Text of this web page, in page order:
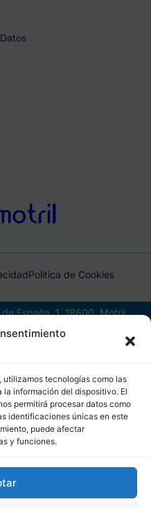
utilizamos tecnologías como las
información del dispositivo. El
permitirá procesar datos como
identificaciones únicas en este
puede afectar
y funciones.
Política de Cookies
España, 1, 18600, Motril,
DIR3: L01181400